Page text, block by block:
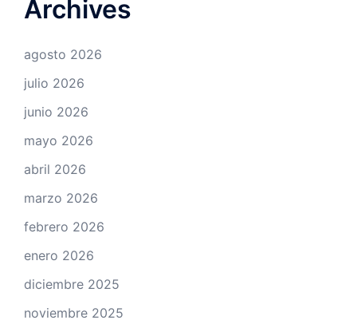
Archives
agosto 2026
julio 2026
junio 2026
mayo 2026
abril 2026
marzo 2026
febrero 2026
enero 2026
diciembre 2025
noviembre 2025